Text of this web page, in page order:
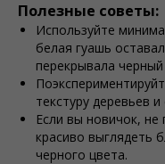
Полезные советы:
Используйте
белая гуашь
перекрывала
текстуру деревьев и
Если вы новичок,
красиво выглядеть
черного цвета.